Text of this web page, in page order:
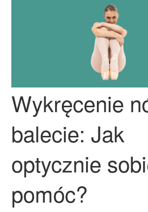
Wykręcenie
balecie: Jak
optycznie
pomóc?